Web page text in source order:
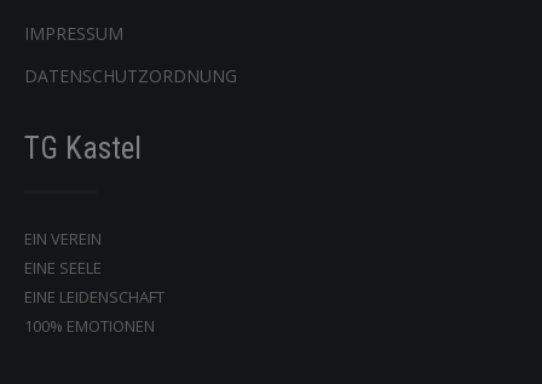
IMPRESSUM
DATENSCHUTZORDNUNG
TG Kastel
EIN VEREIN
EINE SEELE
EINE LEIDENSCHAFT
100% EMOTIONEN